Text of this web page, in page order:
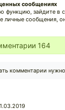
сообщениях
функцию, зайдите в
личные сообщения,
164
комментарии нужно